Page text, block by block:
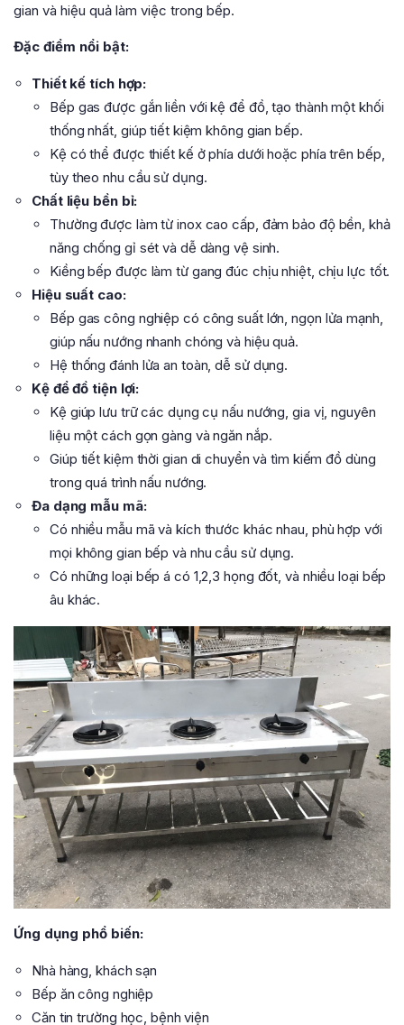
gian và hiệu quả làm việc trong bếp.
Đặc điểm nổi bật:
Thiết kế tích hợp:
Bếp gas được gắn liền với kệ để đồ, tạo thành một khối
thống nhất, giúp tiết kiệm không gian bếp.
Kệ có thể được thiết kế ở phía dưới hoặc phía trên bếp,
tùy theo nhu cầu sử dụng.
Chất liệu bền bỉ:
Thường được làm từ inox cao cấp, đảm bảo độ bền, khả
năng chống gỉ sét và dễ dàng vệ sinh.
Kiềng bếp được làm từ gang đúc chịu nhiệt, chịu lực tốt.
Hiệu suất cao:
Bếp gas công nghiệp có công suất lớn, ngọn lửa mạnh,
giúp nấu nướng nhanh chóng và hiệu quả.
Hệ thống đánh lửa an toàn, dễ sử dụng.
Kệ để đồ tiện lợi:
Kệ giúp lưu trữ các dụng cụ nấu nướng, gia vị, nguyên
liệu một cách gọn gàng và ngăn nắp.
Giúp tiết kiệm thời gian di chuyển và tìm kiếm đồ dùng
trong quá trình nấu nướng.
Đa dạng mẫu mã:
Có nhiều mẫu mã và kích thước khác nhau, phù hợp với
mọi không gian bếp và nhu cầu sử dụng.
Có những loại bếp á có 1,2,3 họng đốt, và nhiều loại bếp
âu khác.
Ứng dụng phổ biến:
Nhà hàng, khách sạn
Bếp ăn công nghiệp
Căn tin trường học, bệnh viện